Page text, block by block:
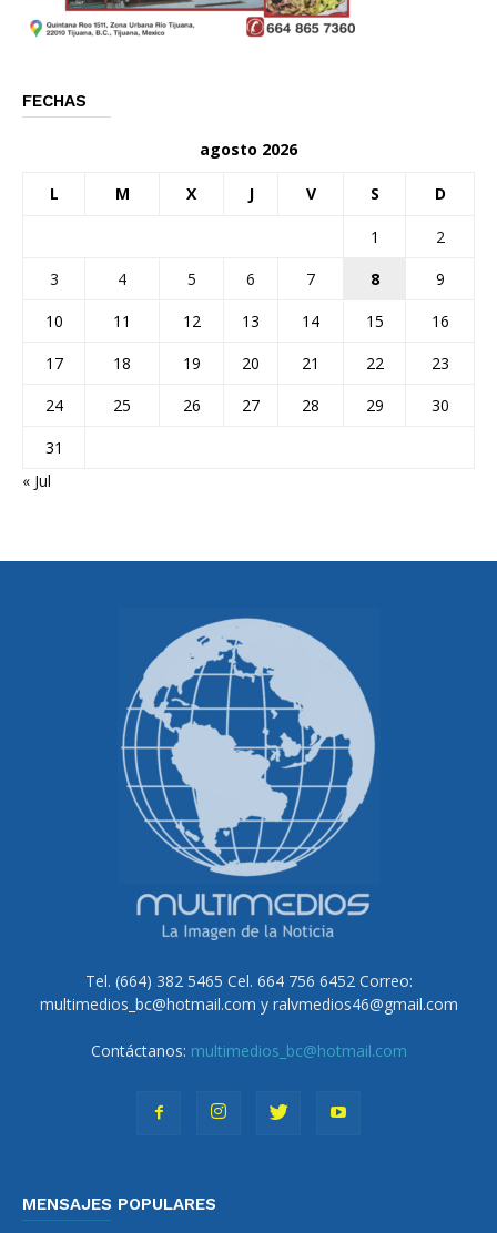
FECHAS
agosto 2026
L M X J V S D
1
2
3
4 5 6 7 8
9
10
11 12 13 14 15
16
17
18 19 20 21 22
23
24
25 26 27 28 29
30
31
« Jul
Tel. (664) 382 5465 Cel. 664 756 6452 Correo:
multimedios_bc@hotmail.com y ralvmedios46@gmail.com
Contáctanos: multimedios_bc@hotmail.com
MENSAJES POPULARES